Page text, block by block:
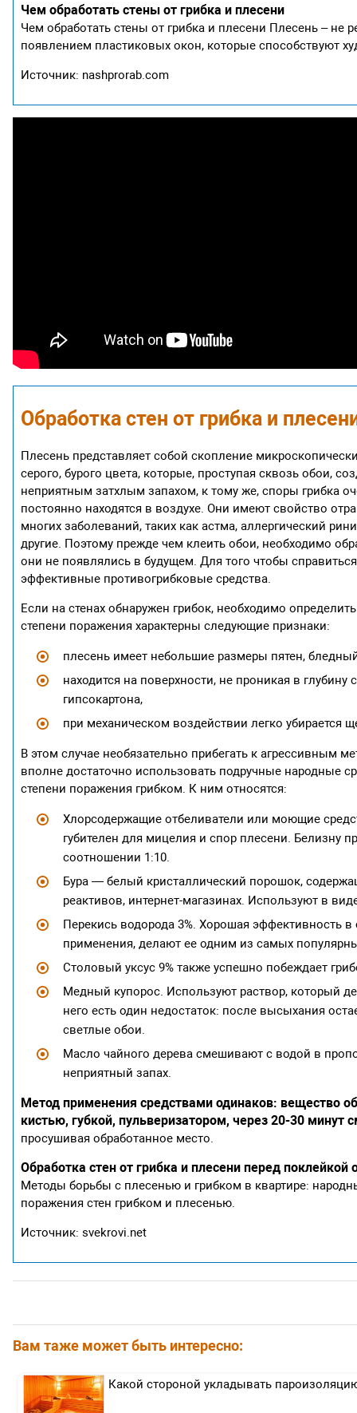
Чем обработать стены от грибка и плесени
Чем обработать стены от грибка и плесени Плесень – не
появлением пластиковых окон, которые способствуют
Источник: nashprorab.com
Обработка стен от грибка и
Плесень представляет собой скопление
серого, бурого цвета, которые, проступая сквозь обои,
неприятным затхлым запахом, к тому же, споры грибка
постоянно находятся в воздухе. Они имеют свойство
многих заболеваний, таких как астма, аллергический
другие. Поэтому прежде чем клеить обои, необходимо
они не появлялись в будущем. Для того чтобы
эффективные противогрибковые средства.
Если на стенах обнаружен грибок, необходимо
степени поражения характерны следующие признаки:
плесень имеет небольшие размеры пятен,
находится на поверхности, не проникая в
гипсокартона,
при механическом воздействии легко убирается
В этом случае необязательно прибегать к агрессивным
вполне достаточно использовать подручные народные
степени поражения грибком. К ним относятся:
Хлорсодержащие отбеливатели или моющие
губителен для мицелия и спор плесени. Белизну
соотношении 1:10.
Бура — белый кристаллический порошок,
реактивов, интернет-магазинах. Используют в
Перекись водорода 3%. Хорошая эффективность
применения, делают ее одним из самых
Столовый уксус 9% также успешно побеждает
Медный купорос. Используют раствор, который
него есть один недостаток: после высыхания
светлые обои.
Масло чайного дерева смешивают с водой в
неприятный запах.
Метод применения средствами одинаков: вещество
кистью, губкой, пульверизатором, через 20-30 минут
просушивая обработанное место.
Обработка стен от грибка и плесени перед поклейкой
Методы борьбы с плесенью и грибком в квартире:
поражения стен грибком и плесенью.
Источник: svekrovi.net
Вам таже может быть интересно:
Какой стороной укладывать